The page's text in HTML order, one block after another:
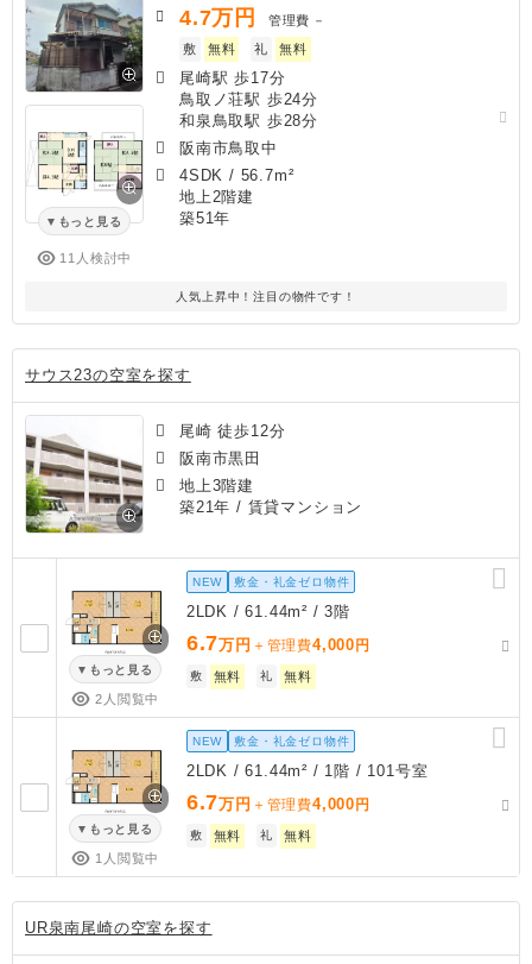
もっと見る
11人検討中
4.7万円 管理費 －
敷
無料 礼 無料
尾崎駅 歩17分
鳥取ノ荘駅 歩24分
和泉鳥取駅 歩28分
阪南市鳥取中
4SDK / 56.7m²
地上2階建
築51年
人気上昇中！注目の物件です！
サウス23の空室を探す
尾崎 徒歩12分
阪南市黒田
地上3階建
築21年 / 賃貸マンション
もっと見る
2人閲覧中
NEW 敷金・礼金ゼロ物件
2LDK / 61.44m² / 3階
6.7万円 ＋管理費4,000 円
敷 無料 礼 無料
もっと見る
1人閲覧中
NEW 敷金・礼金ゼロ物件
2LDK / 61.44m² / 1階 / 101号室
6.7万円 ＋管理費4,000 円
敷 無料 礼 無料
UR泉南尾崎の空室を探す